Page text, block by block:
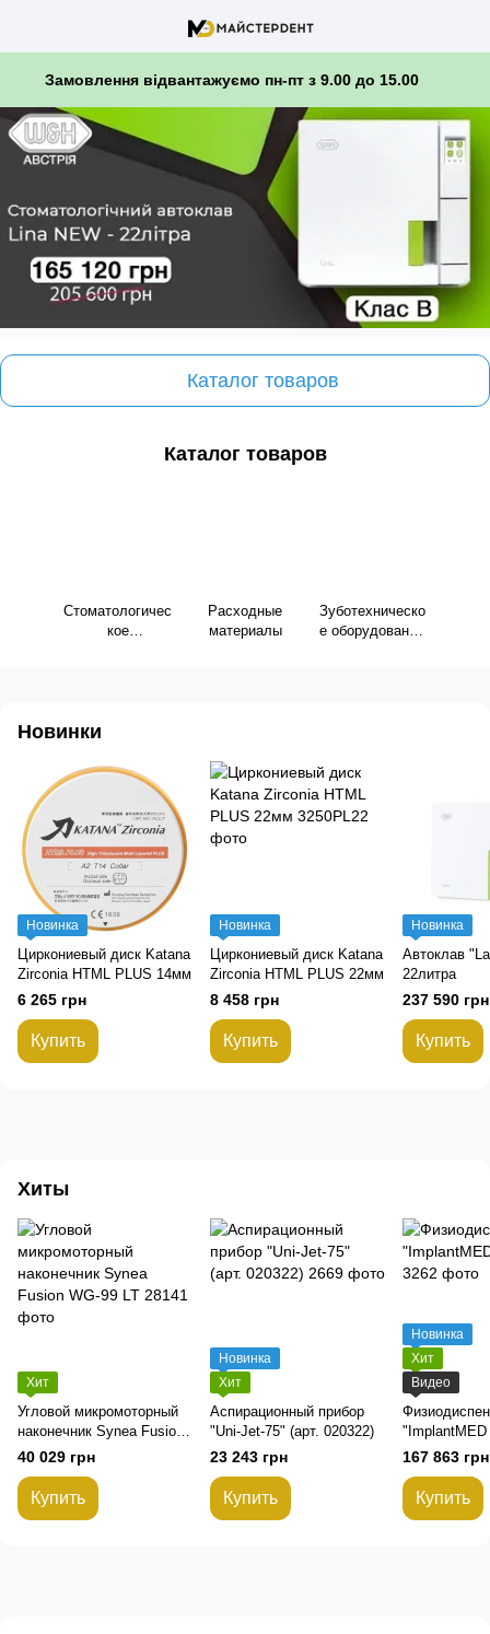
Замовлення відвантажуємо пн-пт з 9.00 до 15.00
Каталог товаров
Каталог товаров
Стоматологичес
кое
Расходные
материалы
Зуботехническо
е оборудование
Новинки
Новинка
Циркониевый диск Katana
Zirconia HTML PLUS 14мм
6 265 грн
Купить
Новинка
Циркониевый диск Katana
Zirconia HTML PLUS 22мм
8 458 грн
Купить
Новинка
Автоклав
22литра
237 590 грн
Купить
Хиты
Хит
Угловой микромоторный
наконечник Synea Fusion
WG-99 LT
40 029 грн
Купить
Новинка
Хит
Аспирационный прибор
"Uni-Jet-75" (арт. 020322)
23 243 грн
Купить
Новинка
Хит
Видео
"ImplantMED
167 863 грн
Купить